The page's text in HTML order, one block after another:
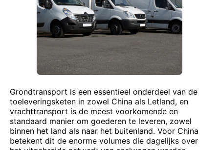
Grondtransport is een essentieel onderdeel van de
toeleveringsketen in zowel China als Letland, en
vrachttransport is de meest voorkomende en
standaard manier om goederen te leveren, zowel
binnen het land als naar het buitenland. Voor China
betekent dit de enorme volumes die dagelijks over